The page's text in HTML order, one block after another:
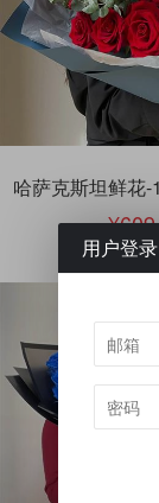
哈萨克斯坦鲜花
609
用户登录